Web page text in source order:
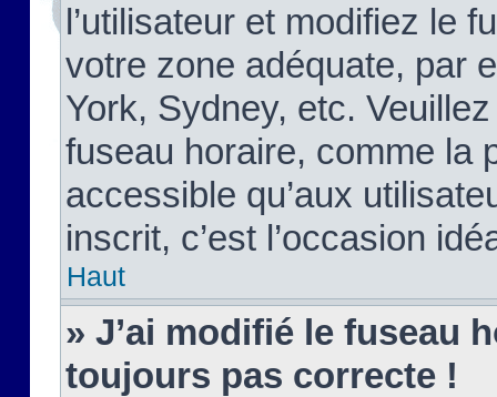
l’utilisateur et modifiez le
votre zone adéquate, par
York, Sydney, etc.
fuseau horaire, comme la
accessible qu’aux
inscrit, c’est l’occasion
Haut
» J’ai modifié le fuseau
toujours pas correcte !